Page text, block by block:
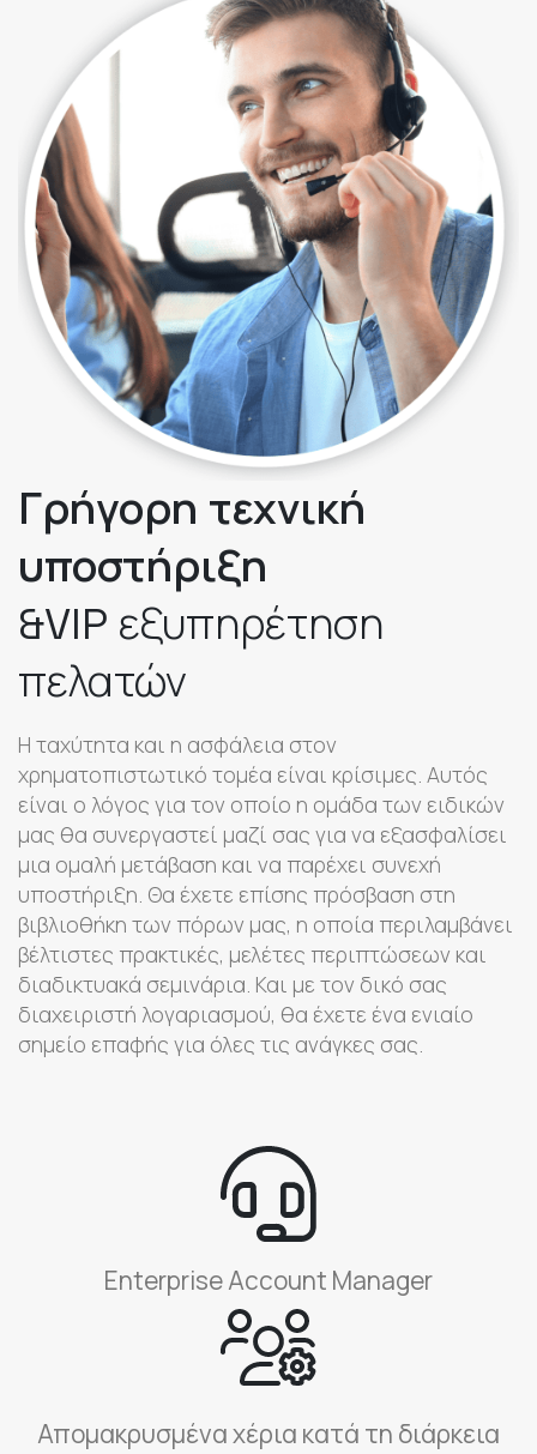
Γρήγορη τεχνική
υποστήριξη
&VIP εξυπηρέτηση
πελατών
Η ταχύτητα και η ασφάλεια στον
χρηματοπιστωτικό τομέα είναι κρίσιμες. Αυτός
είναι ο λόγος για τον οποίο η ομάδα των ειδικών
μας θα συνεργαστεί μαζί σας για να εξασφαλίσει
μια ομαλή μετάβαση και να παρέχει συνεχή
υποστήριξη. Θα έχετε επίσης πρόσβαση στη
βιβλιοθήκη των πόρων μας, η οποία περιλαμβάνει
βέλτιστες πρακτικές, μελέτες περιπτώσεων και
διαδικτυακά σεμινάρια. Και με τον δικό σας
διαχειριστή λογαριασμού, θα έχετε ένα ενιαίο
σημείο επαφής για όλες τις ανάγκες σας.
Enterprise Account Manager
Απομακρυσμένα χέρια κατά τη διάρκεια